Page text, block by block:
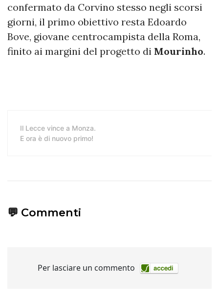
confermato da Corvino stesso negli scorsi
giorni, il primo obiettivo resta Edoardo
Bove, giovane centrocampista della Roma,
finito ai margini del progetto di Mourinho.
Il Lecce vince a Monza.
E ora è di nuovo primo!
💬 Commenti